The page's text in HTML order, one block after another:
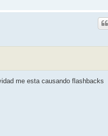
me esta causando flashbacks